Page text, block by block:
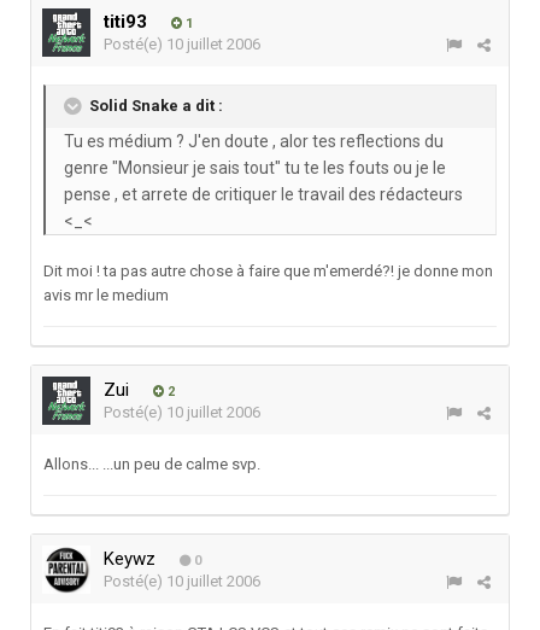
titi93 1
Posté(e) 10 juillet 2006
Solid Snake a dit :
Tu es médium ? J'en doute , alor tes reflections du
genre "Monsieur je sais tout" tu te les fouts ou je le
pense , et arrete de critiquer le travail des rédacteurs
<_<
Dit moi ! ta pas autre chose à faire que m'emerdé?! je donne mon
avis mr le medium
Zui 2
Posté(e) 10 juillet 2006
Allons... ...un peu de calme svp.
Keywz 0
Posté(e) 10 juillet 2006